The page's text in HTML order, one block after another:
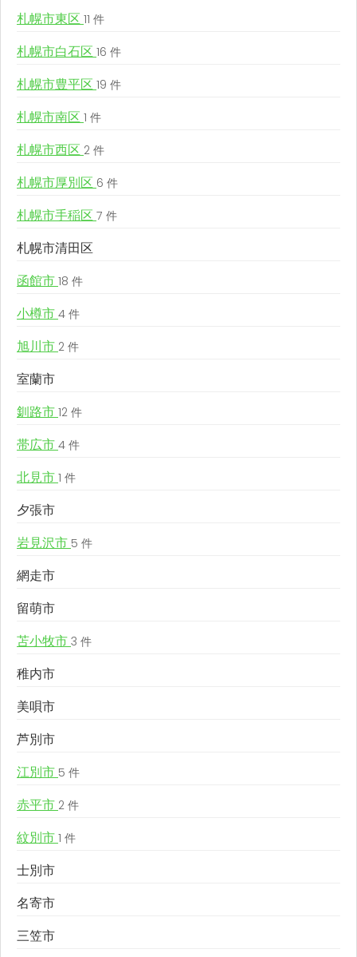
札幌市東区 11 件
札幌市白石区 16 件
札幌市豊平区 19 件
札幌市南区 1 件
札幌市西区 2 件
札幌市厚別区 6 件
札幌市手稲区 7 件
札幌市清田区
函館市 18 件
小樽市 4 件
旭川市 2 件
室蘭市
釧路市 12 件
帯広市 4 件
北見市 1 件
夕張市
岩見沢市 5 件
網走市
留萌市
苫小牧市 3 件
稚内市
美唄市
芦別市
江別市 5 件
赤平市 2 件
紋別市 1 件
士別市
名寄市
三笠市